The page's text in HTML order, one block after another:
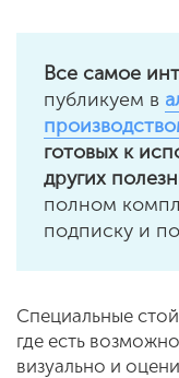
Все самое
публикуем в
готовых к
других
полном
подписку и
Специальные
где есть
визуально и